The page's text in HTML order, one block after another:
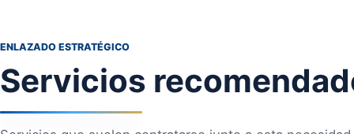
ENLAZADO ESTRATÉGICO
Servicios